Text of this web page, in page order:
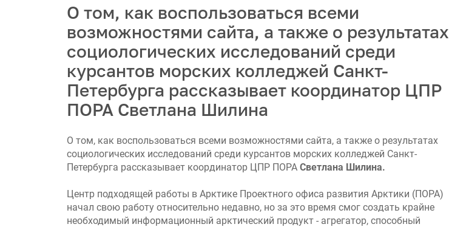
О том, как воспользоваться всеми
возможностями сайта, а также о результатах
социологических исследований среди
курсантов морских колледжей Санкт-
Петербурга рассказывает координатор ЦПР
ПОРА Светлана Шилина
О том, как воспользоваться всеми возможностями сайта, а также о результатах
социологических исследований среди курсантов морских колледжей Санкт-
Петербурга рассказывает координатор ЦПР ПОРА Светлана Шилина.
Центр подходящей работы в Арктике Проектного офиса развития Арктики (ПОРА)
начал свою работу относительно недавно, но за это время смог создать крайне
необходимый информационный арктический продукт - агрегатор, способный